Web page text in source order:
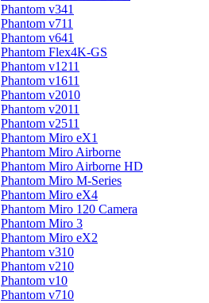
Phantom v341
Phantom v711
Phantom v641
Phantom Flex4K-GS
Phantom v1211
Phantom v1611
Phantom v2010
Phantom v2011
Phantom v2511
Phantom Miro eX1
Phantom Miro Airborne
Phantom Miro Airborne HD
Phantom Miro M-Series
Phantom Miro eX4
Phantom Miro 120 Camera
Phantom Miro 3
Phantom Miro eX2
Phantom v310
Phantom v210
Phantom v10
Phantom v710